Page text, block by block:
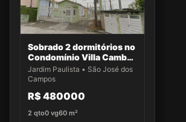
Sobrado 2 dormitórios no
Condomínio Villa Cambuí
- Casa 004
Jardim Paulista • São José dos
Campos
R$ 480000
2 qto0 vg60 m²